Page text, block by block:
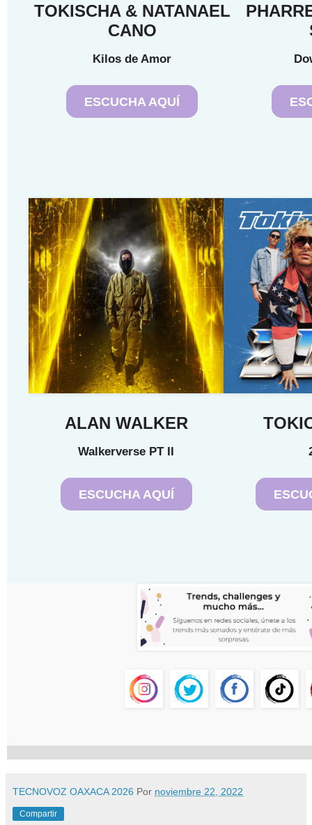
TOKISCHA & NATANAEL
CANO
Kilos de Amor
ESCUCHA AQUÍ
ALAN WALKER
Walkerverse PT II
ESCUCHA AQUÍ
TECNOVOZ OAXACA 2026 Por noviembre 22, 2022
Compartir